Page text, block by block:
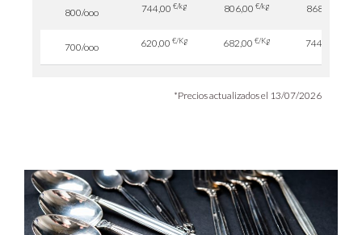
800/ooo 744,00 €/kg 806,00 €/kg 868,00
700/ooo 620,00 €/Kg 682,00 €/Kg 744,00
*Precios actualizados el 13/07/2026